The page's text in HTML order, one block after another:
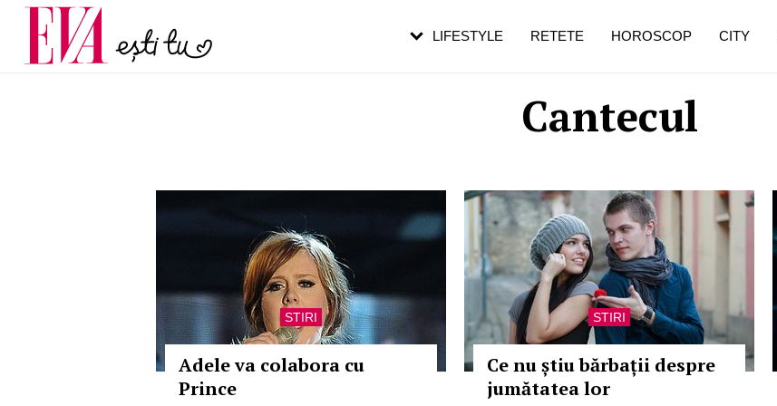
Cantecul
STIRI
Adele va colabora cu
Prince
STIRI
Ce nu știu bărbații despre
jumătatea lor
LIFESTYLE RETETE HOROSCOP CITY
Carieră
Actualitate
pe măsură ce înaintezi în vârstă
de dureroasă este investigația